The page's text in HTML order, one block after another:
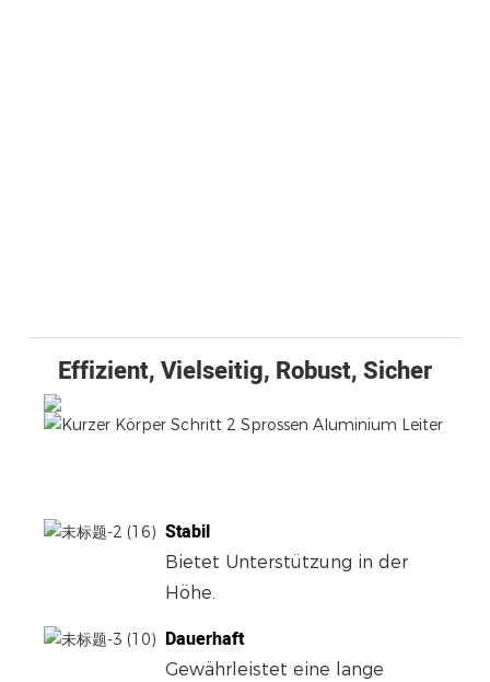
Effizient, Vielseitig, Robust, Sicher
Stabil
Bietet Unterstützung in der
Höhe.
Dauerhaft
Gewährleistet eine lange